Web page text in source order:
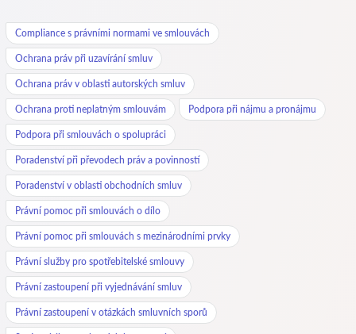
Compliance s právními normami ve smlouvách
Ochrana práv při uzavírání smluv
Ochrana práv v oblasti autorských smluv
Ochrana proti neplatným smlouvám Podpora při nájmu a pronájmu
Podpora při smlouvách o spolupráci
Poradenství při převodech práv a povinností
Poradenství v oblasti obchodních smluv
Právní pomoc při smlouvách o dílo
Právní pomoc při smlouvách s mezinárodními prvky
Právní služby pro spotřebitelské smlouvy
Právní zastoupení při vyjednávání smluv
Právní zastoupení v otázkách smluvních sporů